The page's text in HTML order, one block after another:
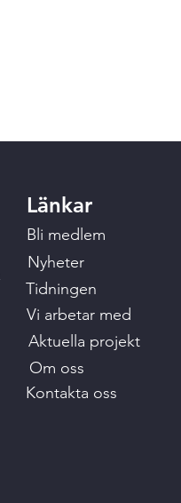
Länkar
Bli medlem
Nyheter
Tidningen
Vi arbetar med
Aktuella projekt
Om oss
Kontakta oss